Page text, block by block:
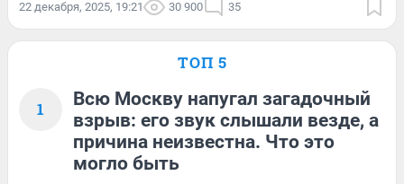
22 декабря, 2025, 19:21 30 900 35
ТОП 5
1
Всю Москву напугал загадочный
взрыв: его звук слышали везде, а
причина неизвестна. Что это
могло быть